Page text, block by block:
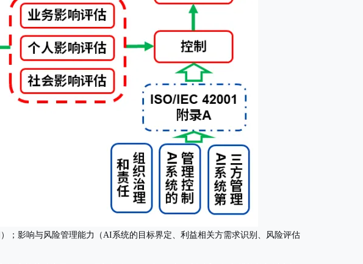
；影响与风险管理能力（AI系统的目标界定、利益相关方需求识别、风险评估